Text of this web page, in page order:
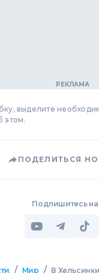
выделите
этом.
ПОДЕЛИТЬСЯ
Подпишитесь на
/ Мир / В